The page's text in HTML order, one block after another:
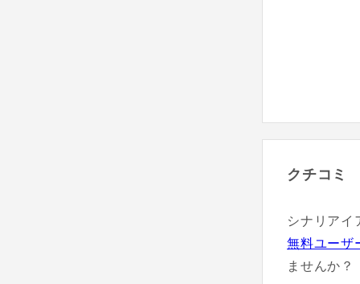
クチコミ
シナリアイ
無料ユーザ
ませんか？